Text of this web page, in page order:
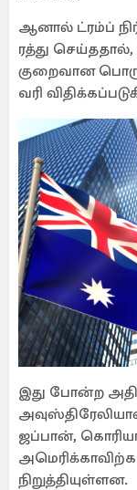
ஆனால் ட்ரம்ப்
ரத்து
குறைவான
வரி
இது போன்ற
ஜப்பான்,
நிறுத்தியுள்ளன.